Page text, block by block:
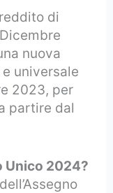
di
nuova
e universale
2023, per
partire dal
Unico 2024?